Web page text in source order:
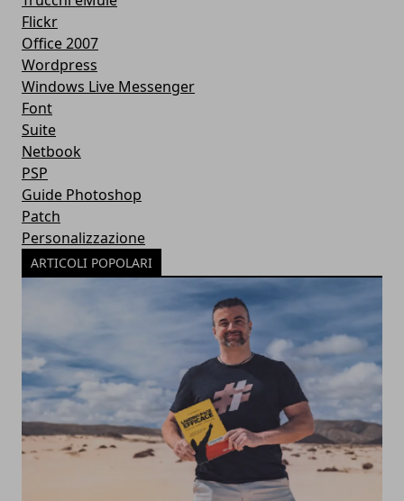
Flickr
Office 2007
Wordpress
Windows Live Messenger
Font
Suite
Netbook
PSP
Guide Photoshop
Patch
Personalizzazione
ARTICOLI POPOLARI